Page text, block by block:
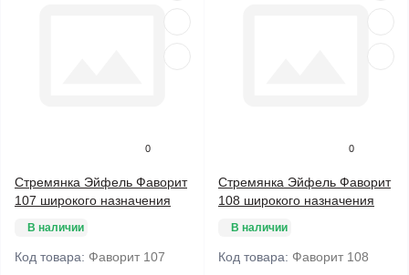
0
Стремянка Эйфель Фаворит
107 широкого назначения
В наличии
Код товара: Фаворит 107
0
Стремянка Эйфель Фаворит
108 широкого назначения
В наличии
Код товара: Фаворит 108